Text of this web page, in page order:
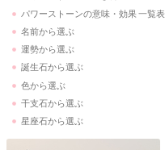
パワーストーンの意味・効果 一覧表
名前から選ぶ
運勢から選ぶ
誕生石から選ぶ
色から選ぶ
干支石から選ぶ
星座石から選ぶ